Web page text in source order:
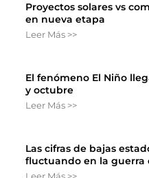
Proyectos solares vs
en nueva etapa
Leer Más >>
El fenómeno El Niño
y octubre
Leer Más >>
Las cifras de bajas
fluctuando en la guerra